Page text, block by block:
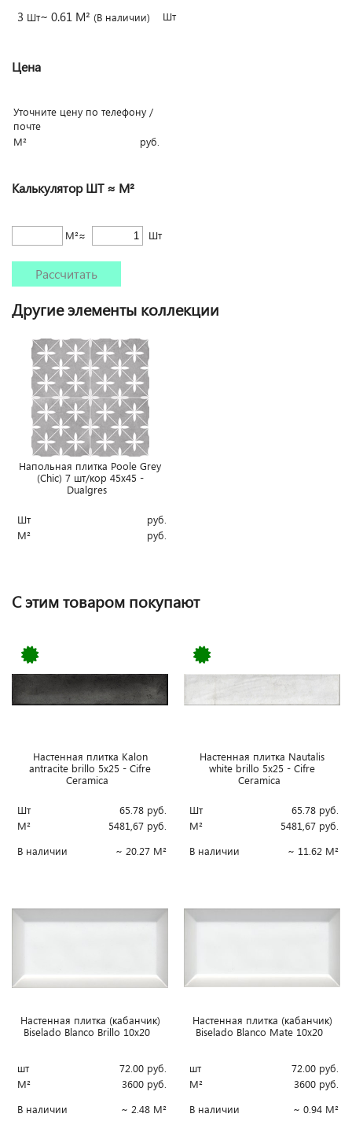
3 Шт~ 0.61 М² (В наличии) Шт
Цена
Уточните цену по телефону /
почте
М²
руб.
Калькулятор ШТ ≈ М²
М²≈ Шт
Рассчитать
Другие элементы коллекции
Напольная плитка Poole Grey
(Chic) 7 шт/кор 45x45 -
Dualgres
Шт
руб.
М²
руб.
С этим товаром покупают
Настенная плитка Kalon
antracite brillo 5x25 - Cifre
Ceramica
Шт 65.78 руб.
М²
5481,67 руб.
В наличии
~ 20.27 М²
Настенная плитка Nautalis
white brillo 5x25 - Cifre
Ceramica
Шт 65.78 руб.
М²
5481,67 руб.
В наличии
~ 11.62 М²
Настенная плитка (кабанчик)
Biselado Blanco Brillo 10x20
шт 72.00 руб.
М²
3600 руб.
В наличии
~ 2.48 М²
Настенная плитка (кабанчик)
Biselado Blanco Mate 10x20
шт 72.00 руб.
М²
3600 руб.
В наличии
~ 0.94 М²